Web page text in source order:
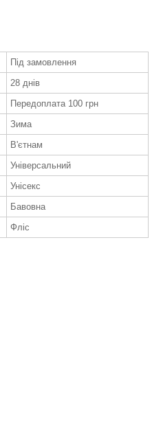
Під замовлення
28 днів
Передоплата 100 грн
Зима
В'єтнам
Універсальний
Унісекс
Бавовна
Фліс